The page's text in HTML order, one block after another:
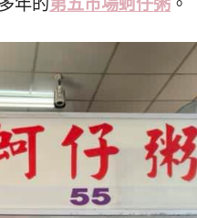
年的第五市場蚵仔粥 。